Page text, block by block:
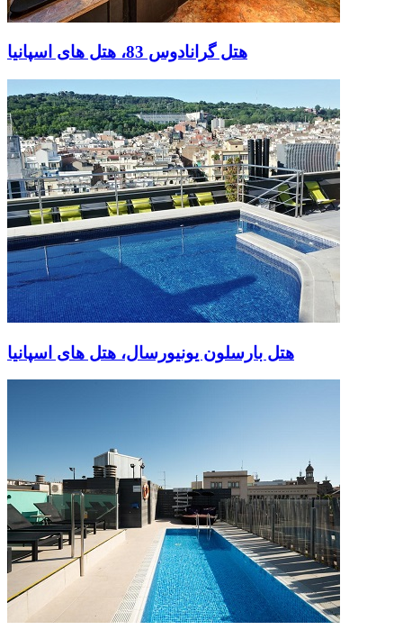
هتل گرانادوس 83، هتل های اسپانیا
هتل بارسلون یونیورسال، هتل های اسپانیا